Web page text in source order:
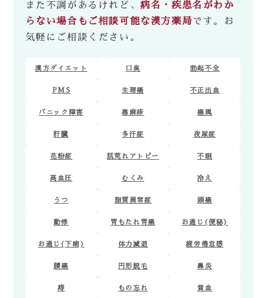
また不調があるけれど、病名・疾患名がわか
らない場合もご相談可能な漢方薬局です。お
気軽にご相談ください。
漢方ダイエット 口臭 勃起不全
PMS 生理痛 不正出血
パニック障害 蕁麻疹 痛風
肝臓 多汗症 夜尿症
花粉症 肌荒れアトピー 不眠
高血圧 むくみ 冷え
うつ 脂質異常症 頭痛
動悸 胃もたれ胃痛 お通じ(便秘)
お通じ(下痢) 体力減退 疲労倦怠感
腰痛 円形脱毛 鼻炎
痔 もの忘れ 貧血